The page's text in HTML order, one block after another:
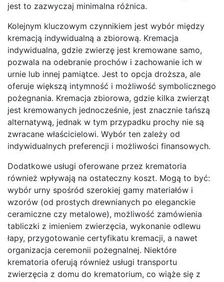
jest to zazwyczaj minimalna różnica.
Kolejnym kluczowym czynnikiem jest wybór między
kremacją indywidualną a zbiorową. Kremacja
indywidualna, gdzie zwierzę jest kremowane samo,
pozwala na odebranie prochów i zachowanie ich w
urnie lub innej pamiątce. Jest to opcja droższa, ale
oferuje większą intymność i możliwość symbolicznego
pożegnania. Kremacja zbiorowa, gdzie kilka zwierząt
jest kremowanych jednocześnie, jest znacznie tańszą
alternatywą, jednak w tym przypadku prochy nie są
zwracane właścicielowi. Wybór ten zależy od
indywidualnych preferencji i możliwości finansowych.
Dodatkowe usługi oferowane przez krematoria
również wpływają na ostateczny koszt. Mogą to być:
wybór urny spośród szerokiej gamy materiałów i
wzorów (od prostych drewnianych po eleganckie
ceramiczne czy metalowe), możliwość zamówienia
tabliczki z imieniem zwierzęcia, wykonanie odlewu
łapy, przygotowanie certyfikatu kremacji, a nawet
organizacja ceremonii pożegnalnej. Niektóre
krematoria oferują również usługi transportu
zwierzęcia z domu do krematorium, co wiąże się z